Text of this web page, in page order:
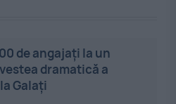
de angajați la un
dramatică a
Galați